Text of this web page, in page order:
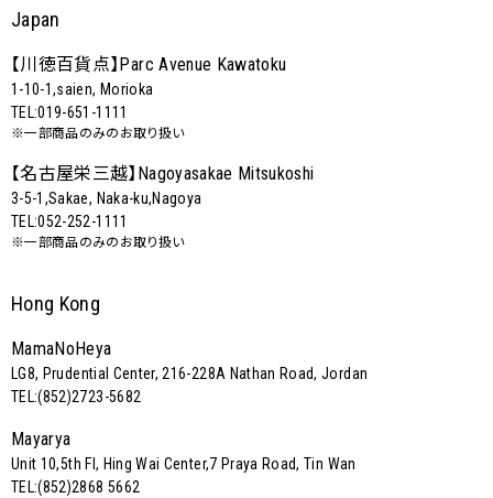
Japan
【川徳百貨点】 Parc Avenue Kawatoku
1-10-1,saien, Morioka
TEL:019-651-1111
※一部商品のみのお取り扱い
【名古屋栄三越】 Nagoyasakae Mitsukoshi
3-5-1,Sakae, Naka-ku,Nagoya
TEL:052-252-1111
※一部商品のみのお取り扱い
Hong Kong
MamaNoHeya
LG8, Prudential Center, 216-228A Nathan Road, Jordan
TEL:(852)2723-5682
Mayarya
Unit 10,5th Fl, Hing Wai Center,7 Praya Road, Tin Wan
TEL:(852)2868 5662